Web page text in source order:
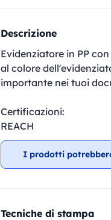
Descrizione
Evidenziatore in PP
al colore
importante nei tuoi
Certificazioni:
REACH
I prodotti
Tecniche di stampa